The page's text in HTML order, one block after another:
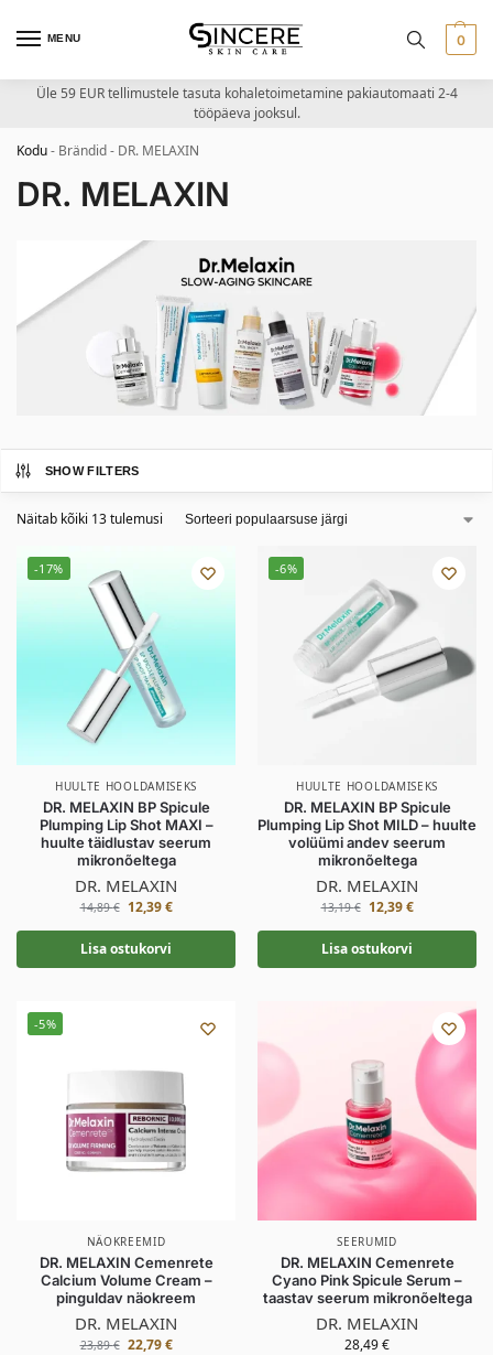
MENU 0
Üle 59 EUR tellimustele tasuta kohaletoimetamine pakiautomaati 2-4
tööpäeva jooksul.
Kodu- Brändid- DR. MELAXIN
DR. MELAXIN
SHOW FILTERS
Näitab kõiki 13 tulemusi
-17%
HUULTE HOOLDAMISEKS
DR. MELAXIN BP Spicule
Plumping Lip Shot MAXI –
huulte täidlustav seerum
mikronõeltega
DR. MELAXIN
14,89€ 12,39€
Lisa ostukorvi
-6%
HUULTE HOOLDAMISEKS
DR. MELAXIN BP Spicule
Plumping Lip Shot MILD – huulte
volüümi andev seerum
mikronõeltega
DR. MELAXIN
13,19€ 12,39€
Lisa ostukorvi
-5%
NÄOKREEMID
DR. MELAXIN Cemenrete
Calcium Volume Cream –
pinguldav näokreem
DR. MELAXIN
23,89€ 22,79€
SEERUMID
DR. MELAXIN Cemenrete
Cyano Pink Spicule Serum –
taastav seerum mikronõeltega
DR. MELAXIN
28,49€